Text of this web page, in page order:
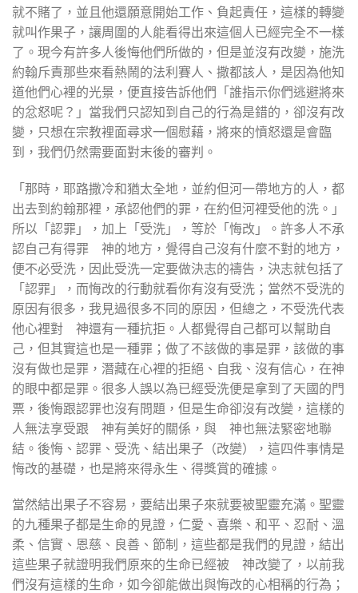
就不賭了，並且他還願意開始工作、負起責任，這樣的轉變
就叫作果子，讓周圍的人能看得出來這個人已經完全不一樣
了。現今有許多人後悔他們所做的，但是並沒有改變，施洗
約翰斥責那些來看熱鬧的法利賽人、撒都該人，是因為他知
道他們心裡的光景，便直接告訴他們「誰指示你們逃避將來
的忿怒呢？」當我們只認知到自己的行為是錯的，卻沒有改
變，只想在宗教裡面尋求一個慰藉，將來的憤怒還是會臨
到，我們仍然需要面對末後的審判。
「那時，耶路撒冷和猶太全地，並約但河一帶地方的人，都
出去到約翰那裡，承認他們的罪，在約但河裡受他的洗。」
所以「認罪」，加上「受洗」，等於「悔改」。許多人不承
認自己有得罪 神的地方，覺得自己沒有什麼不對的地方，
便不必受洗，因此受洗一定要做決志的禱告，決志就包括了
「認罪」，而悔改的行動就看你有沒有受洗；當然不受洗的
原因有很多，我見過很多不同的原因，但總之，不受洗代表
他心裡對 神還有一種抗拒。人都覺得自己都可以幫助自
己，但其實這也是一種罪；做了不該做的事是罪，該做的事
沒有做也是罪，潛藏在心裡的拒絕、自我、沒有信心，在神
的眼中都是罪。很多人誤以為已經受洗便是拿到了天國的門
票，後悔跟認罪也沒有問題，但是生命卻沒有改變，這樣的
人無法享受跟 神有美好的關係，與 神也無法緊密地聯
結。後悔、認罪、受洗、結出果子（改變），這四件事情是
悔改的基礎，也是將來得永生、得獎賞的確據。
當然結出果子不容易，要結出果子來就要被聖靈充滿。聖靈
的九種果子都是生命的見證，仁愛、喜樂、和平、忍耐、溫
柔、信實、恩慈、良善、節制，這些都是我們的見證，結出
這些果子就證明我們原來的生命已經被 神改變了，以前我
們沒有這樣的生命，如今卻能做出與悔改的心相稱的行為；